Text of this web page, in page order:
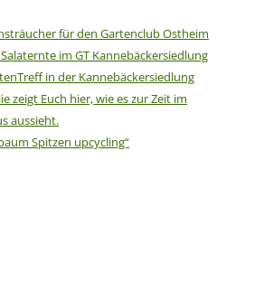
für den Gartenclub Ostheim
im GT Kannebäckersiedlung
in der Kannebäckersiedlung
zeigt Euch hier, wie es zur Zeit im
aussieht.
Spitzen upcycling“